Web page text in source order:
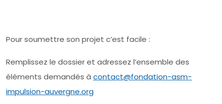
Pour soumettre son projet c’est facile :
Remplissez le dossier et adressez l’ensemble des
éléments demandés à contact@fondation-asm-
impulsion-auvergne.org